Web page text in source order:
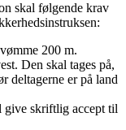
skal følgende krav
200 m.
Den skal tages på,
deltagerne er på land
give skriftlig accept til